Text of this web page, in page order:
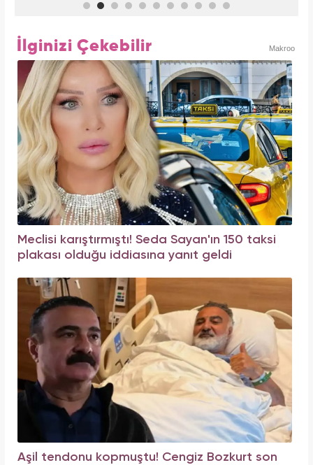
İlginizi Çekebilir Makroo
Meclisi karıştırmıştı! Seda Sayan'ın 150 taksi
plakası olduğu iddiasına yanıt geldi
Aşil tendonu kopmuştu! Cengiz Bozkurt son